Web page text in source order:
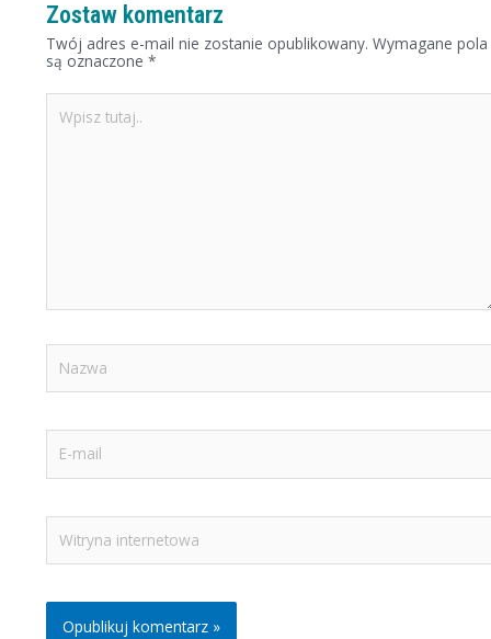
Zostaw komentarz
Twój adres e-mail nie zostanie opublikowany. Wymagane pola
są oznaczone*
Wpisz
tutaj..
Nazwa
E-
mail
Witryna
internetowa